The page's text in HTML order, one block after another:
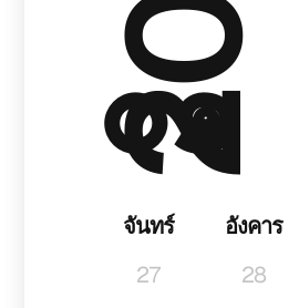
๐๑
จันทร์ อังคาร
27
28